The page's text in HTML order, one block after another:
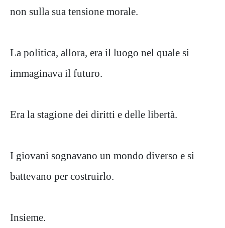
non sulla sua tensione morale.
La politica, allora, era il luogo nel quale si
immaginava il futuro.
Era la stagione dei diritti e delle libertà.
I giovani sognavano un mondo diverso e si
battevano per costruirlo.
Insieme.